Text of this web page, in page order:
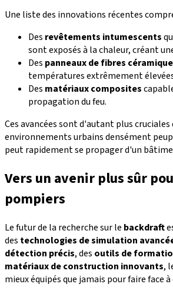
Une liste des innovations récentes
Des revêtements intumescents
sont exposés à la chaleur, créant
Des panneaux de fibres
températures extrêmement
Des matériaux composites
propagation du feu.
Ces avancées sont d'autant plus cruciales
environnements urbains densément
peut rapidement se propager d'un
Vers un avenir plus sûr
pompiers
Le futur de la recherche sur le backdraft
des technologies de simulation
détection précis, des outils de
matériaux de construction innovants,
mieux équipés que jamais pour faire face